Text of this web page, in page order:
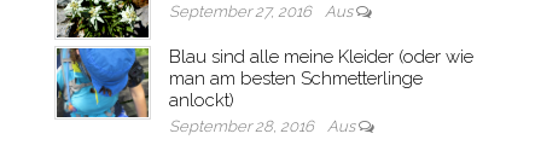
September 27, 2016 Aus
Blau sind alle meine Kleider (oder wie
man am besten Schmetterlinge
anlockt)
September 28, 2016 Aus